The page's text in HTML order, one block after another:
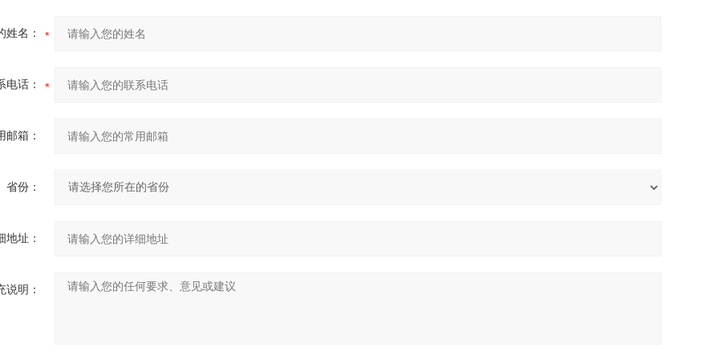
姓名：
电话：
邮箱：
省份：
地址：
说明：